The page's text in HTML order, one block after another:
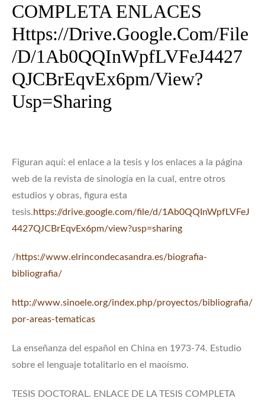
COMPLETA ENLACES
Https://drive.google.com/file
/d/1Ab0QQInWpfLVFeJ4427
QJCBrEqvEx6pm/view?
Usp=sharing
Figuran aquí: el enlace a la tesis y los enlaces a la página
web de la revista de sinología en la cual, entre otros
estudios y obras, figura esta
tesis.https://drive.google.com/file/d/1Ab0QQInWpfLVFeJ
4427QJCBrEqvEx6pm/view?usp=sharing
/https://www.elrincondecasandra.es/biografia-
bibliografia/
http://www.sinoele.org/index.php/proyectos/bibliografia/
por-areas-tematicas
La enseñanza del español en China en 1973-74. Estudio
sobre el lenguaje totalitario en el maoísmo.
TESIS DOCTORAL. ENLACE DE LA TESIS COMPLETA